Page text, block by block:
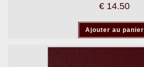
€ 14.50
Ajouter au panier